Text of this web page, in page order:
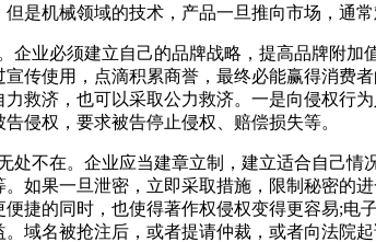
是机械领域的技术，产品一旦推向市场，通
业必须建立自己的品牌战略，提高品牌附
传使用，点滴积累商誉，最终必能赢得消费
救济，也可以采取公力救济。一是向侵权行
侵权，要求被告停止侵权、赔偿损失等。
不在。企业应当建章立制，建立适合自己
如果一旦泄密，立即采取措施，限制秘密的
捷的同时，也使得著作权侵权变得更容易;电
域名被抢注后，或者提请仲裁，或者向法院起